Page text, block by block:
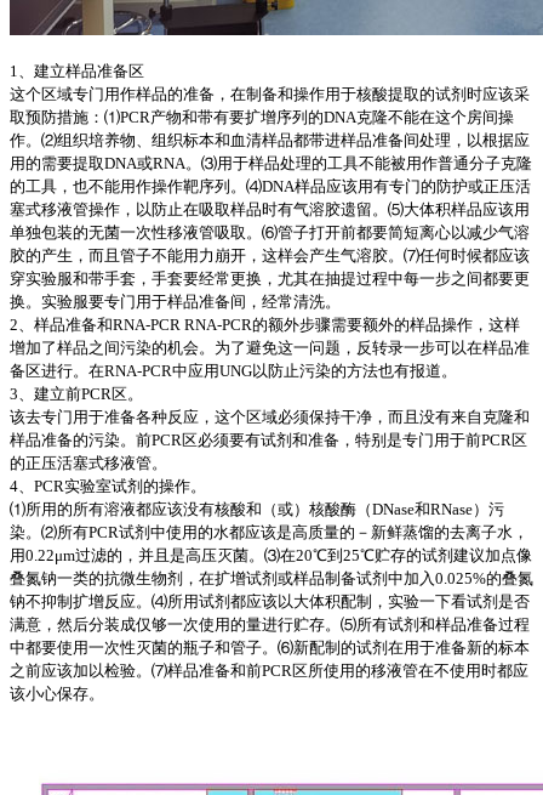
1、建立样品准备区
这个区域专门用作样品的准备，在制备和操作用于核酸提取的试剂时应该采
取预防措施：⑴PCR产物和带有要扩增序列的DNA克隆不能在这个房间操
作。⑵组织培养物、组织标本和血清样品都带进样品准备间处理，以根据应
用的需要提取DNA或RNA。⑶用于样品处理的工具不能被用作普通分子克隆
的工具，也不能用作操作靶序列。⑷DNA样品应该用有专门的防护或正压活
塞式移液管操作，以防止在吸取样品时有气溶胶遗留。⑸大体积样品应该用
单独包装的无菌一次性移液管吸取。⑹管子打开前都要简短离心以减少气溶
胶的产生，而且管子不能用力崩开，这样会产生气溶胶。⑺任何时候都应该
穿实验服和带手套，手套要经常更换，尤其在抽提过程中每一步之间都要更
换。实验服要专门用于样品准备间，经常清洗。
2、样品准备和RNA-PCR RNA-PCR的额外步骤需要额外的样品操作，这样
增加了样品之间污染的机会。为了避免这一问题，反转录一步可以在样品准
备区进行。在RNA-PCR中应用UNG以防止污染的方法也有报道。
3、建立前PCR区。
该去专门用于准备各种反应，这个区域必须保持干净，而且没有来自克隆和
样品准备的污染。前PCR区必须要有试剂和准备，特别是专门用于前PCR区
的正压活塞式移液管。
4、PCR实验室试剂的操作。
⑴所用的所有溶液都应该没有核酸和（或）核酸酶（DNase和RNase）污
染。⑵所有PCR试剂中使用的水都应该是高质量的－新鲜蒸馏的去离子水，
用0.22μm过滤的，并且是高压灭菌。⑶在20℃到25℃贮存的试剂建议加点像
叠氮钠一类的抗微生物剂，在扩增试剂或样品制备试剂中加入0.025%的叠氮
钠不抑制扩增反应。⑷所用试剂都应该以大体积配制，实验一下看试剂是否
满意，然后分装成仅够一次使用的量进行贮存。⑸所有试剂和样品准备过程
中都要使用一次性灭菌的瓶子和管子。⑹新配制的试剂在用于准备新的标本
之前应该加以检验。⑺样品准备和前PCR区所使用的移液管在不使用时都应
该小心保存。